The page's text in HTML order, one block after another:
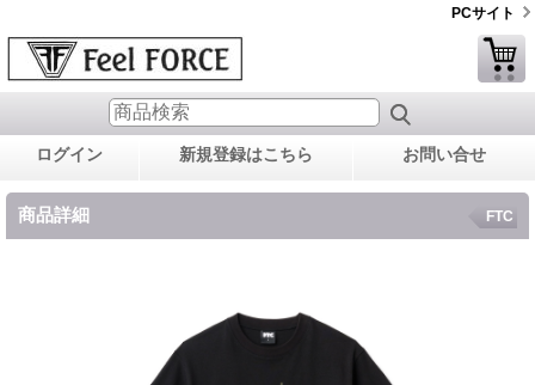
PCサイト
ログイン 新規登録はこちら お問い合せ
商品詳細 FTC